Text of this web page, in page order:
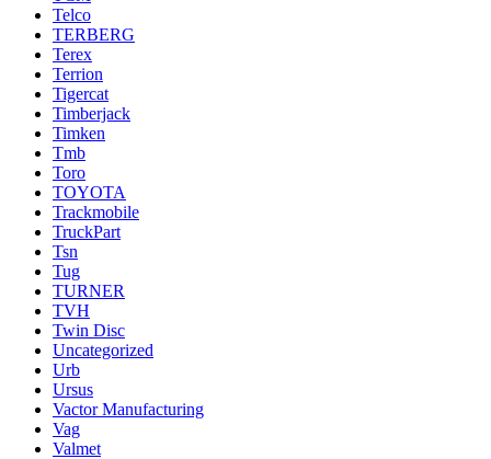
Telco
TERBERG
Terex
Terrion
Tigercat
Timberjack
Timken
Tmb
Toro
TOYOTA
Trackmobile
TruckPart
Tsn
Tug
TURNER
TVH
Twin Disc
Uncategorized
Urb
Ursus
Vactor Manufacturing
Vag
Valmet